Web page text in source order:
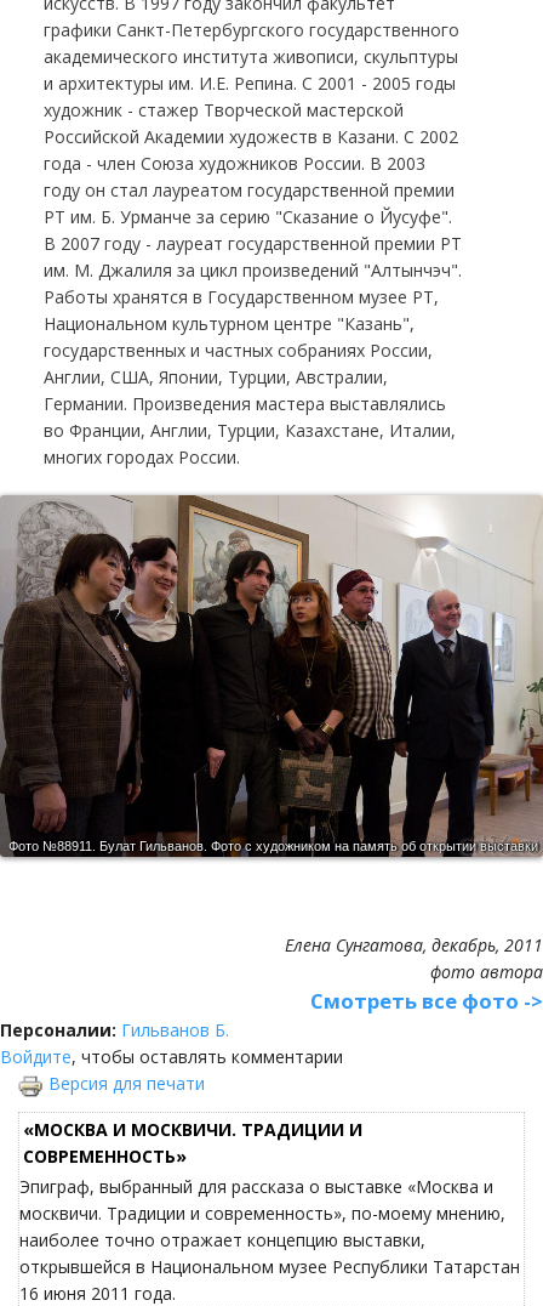
графики Санкт-Петербургского государственного
академического института живописи, скульптуры
и архитектуры им. И.Е. Репина. С 2001 - 2005 годы
художник - стажер Творческой мастерской
Российской Академии художеств в Казани. С 2002
года - член Союза художников России. В 2003
году он стал лауреатом государственной премии
РТ им. Б. Урманче за серию "Сказание о Йусуфе".
В 2007 году - лауреат государственной премии РТ
им. М. Джалиля за цикл произведений "Алтынчэч".
Работы хранятся в Государственном музее РТ,
Национальном культурном центре "Казань",
государственных и частных собраниях России,
Англии, США, Японии, Турции, Австралии,
Германии. Произведения мастера выставлялись
во Франции, Англии, Турции, Казахстане, Италии,
многих городах России.
Фото №88911. Булат Гильванов. Фото с художником на память об открытии выставки
Елена Сунгатова, декабрь, 2011
фото автора
Смотреть все фото ->
Персоналии: Гильванов Б.
Войдите, чтобы оставлять комментарии
Версия для печати
«МОСКВА И МОСКВИЧИ. ТРАДИЦИИ И
СОВРЕМЕННОСТЬ»
Эпиграф, выбранный для рассказа о выставке «Москва и
москвичи. Традиции и современность», по-моему мнению,
наиболее точно отражает концепцию выставки,
открывшейся в Национальном музее Республики Татарстан
16 июня 2011 года.